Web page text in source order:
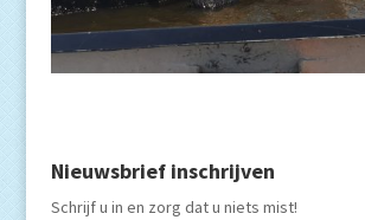
Nieuwsbrief inschrijven
Schrijf u in en zorg dat u niets mist!